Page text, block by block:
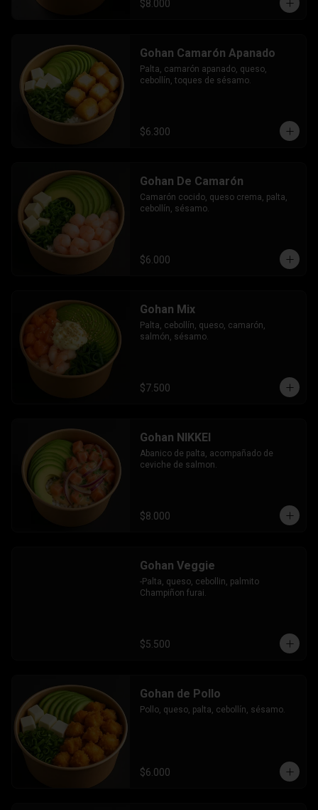
$8.000
Gohan Camarón Apanado
Palta, camarón apanado, queso,
cebollín, toques de sésamo.
$6.300
Gohan De Camarón
Camarón cocido, queso crema, palta,
cebollín, sésamo.
$6.000
Gohan Mix
Palta, cebollín, queso, camarón,
salmón, sésamo.
$7.500
Gohan NIKKEI
Abanico de palta, acompañado de
ceviche de salmon.
$8.000
Gohan Veggie
-Palta, queso, cebollin, palmito
Champiñon furai.
$5.500
Gohan de Pollo
Pollo, queso, palta, cebollín, sésamo.
$6.000